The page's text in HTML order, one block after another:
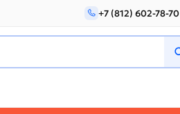
+7 (812) 602-78-70